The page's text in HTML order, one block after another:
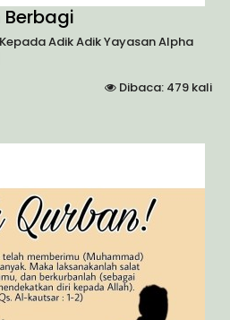
Adik Adik Yayasan Alpha
Dibaca: 479 kali